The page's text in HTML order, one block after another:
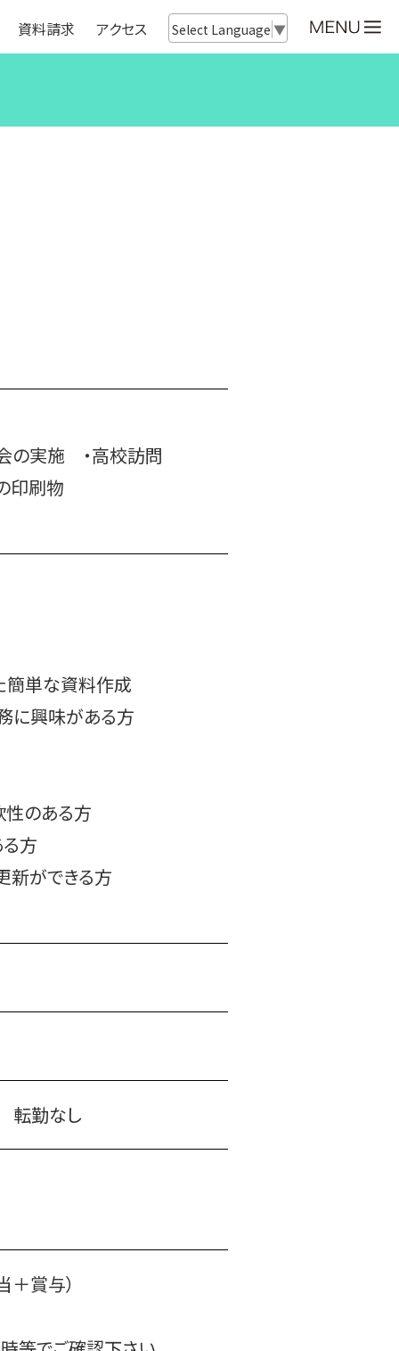
資料請求 アクセス Select Language ▼
の実施
・高校訪問
の印刷物
簡単な資料作成
に興味がある方
性のある方
る方
新ができる方
転勤なし
賞与）